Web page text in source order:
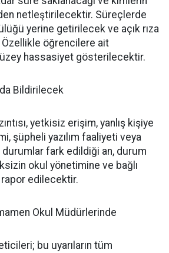
netleştirilecektir. Süreçlerde
yerine getirilecek ve açık rıza
Özellikle öğrencilere ait
hassasiyet gösterilecektir.
Bildirilecek
yetkisiz erişim, yanlış kişiye
şüpheli yazılım faaliyeti veya
durumlar fark edildiği an, durum
okul yönetimine ve bağlı
edilecektir.
Okul Müdürlerinde
bu uyarıların tüm